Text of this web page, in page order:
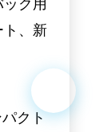
ク用
ト、新
クト